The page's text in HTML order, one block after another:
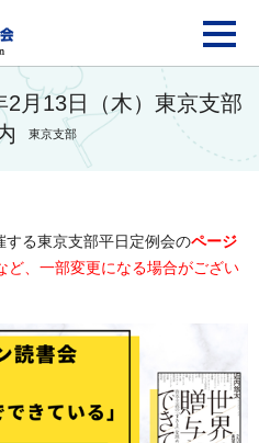
FAJ：特定非営利活動
月13日（木）東京支部
東京支部
する東京支部平日 定例会のページ
ど、一部変更になる場合がござい